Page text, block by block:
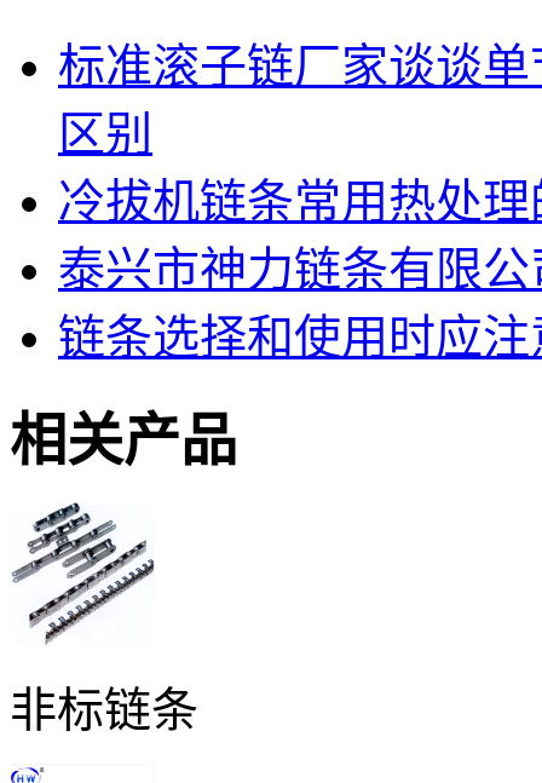
标准滚子链厂家谈谈
区别
冷拔机链条常用热处
泰兴市神力链条有限
链条选择和使用时应
相关产品
非标链条